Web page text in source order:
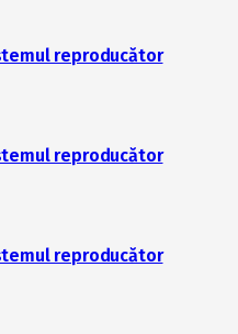
reproducător
reproducător
reproducător